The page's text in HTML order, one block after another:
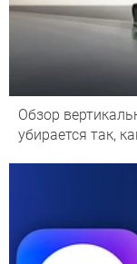
Обзор
убирается так,